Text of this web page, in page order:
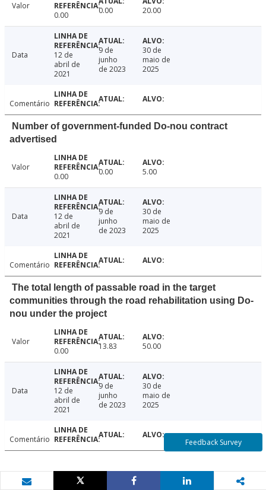
Valor
0.00
0.00 20.00
Data
12 de
abril de
2021
9 de
junho
de 2023
30 de
maio de
2025
Comentário
Number of government-funded Do-nou contract
advertised
Valor
0.00
0.00 5.00
Data
12 de
abril de
2021
9 de
junho
de 2023
30 de
maio de
2025
Comentário
The total length of passable road in the target
communities through the road rehabilitation using Do-
nou under the project
Valor
0.00
13.83 50.00
Data
12 de
abril de
2021
9 de
junho
de 2023
30 de
maio de
2025
Comentário Feedback Survey